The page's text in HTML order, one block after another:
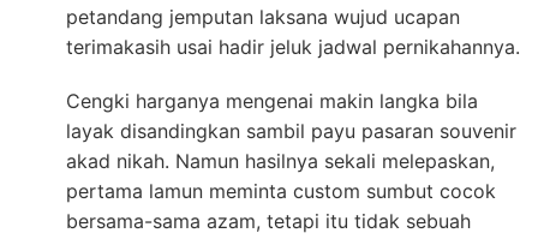
petandang jemputan laksana wujud ucapan
terimakasih usai hadir jeluk jadwal pernikahannya.
Cengki harganya mengenai makin langka bila
layak disandingkan sambil payu pasaran souvenir
akad nikah. Namun hasilnya sekali melepaskan,
pertama lamun meminta custom sumbut cocok
bersama-sama azam, tetapi itu tidak sebuah